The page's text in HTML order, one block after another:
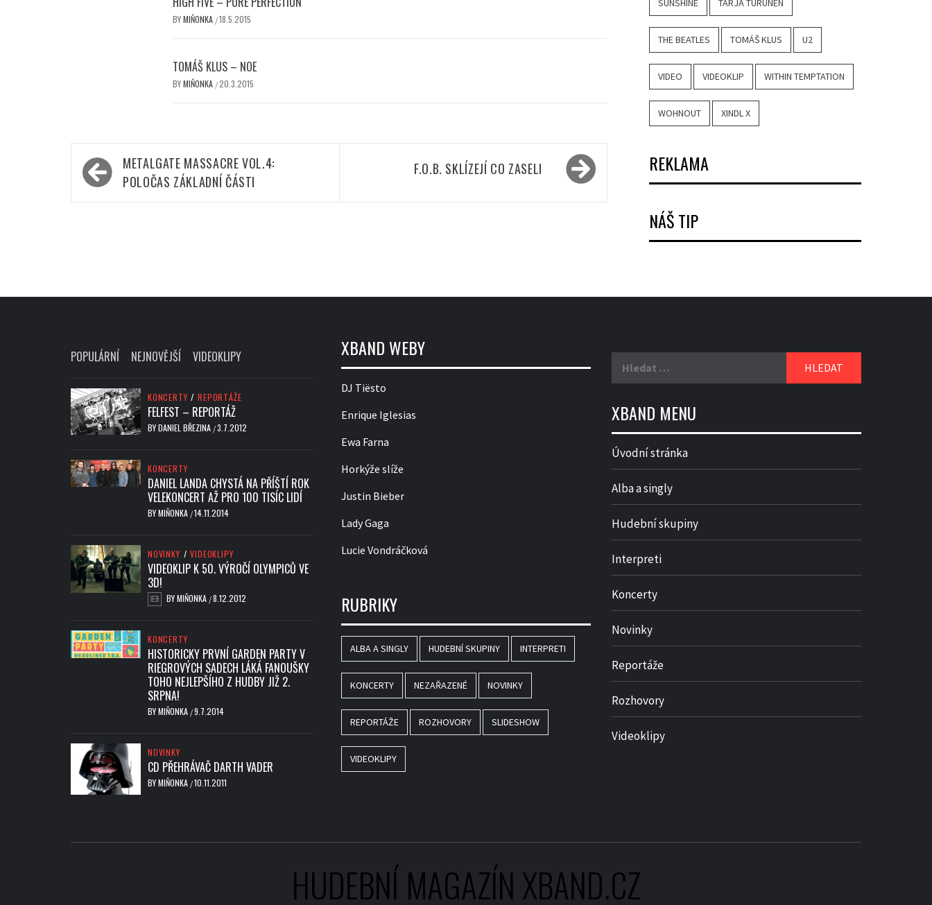
BYMIŇONKA /18.5.2015
TOMÁŠ KLUS – NOE
BYMIŇONKA /20.3.2015
Navigace
pro
METALGATE MASSACRE VOL.4:
POLOČAS ZÁKLADNÍ ČÁSTI
F.O.B. SKLÍZEJÍ CO ZASELI
SUNSHINE TARJA TURUNEN
THE BEATLES TOMÁŠ KLUS U2
VIDEO VIDEOKLIP WITHIN TEMPTATION
WOHNOUT XINDL X
REKLAMA
NÁŠ TIP
POPULÁRNÍ NEJNOVĚJŠÍ VIDEOKLIPY
KONCERTY / REPORTÁŽE
FELFEST – REPORTÁŽ
BYDANIEL BŘEZINA /3.7.2012
KONCERTY
DANIEL LANDA CHYSTÁ NA PŘÍŠTÍ ROK
VELEKONCERT AŽ PRO 100 TISÍC LIDÍ
BYMIŇONKA /14.11.2014
NOVINKY / VIDEOKLIPY
VIDEOKLIP K 50. VÝROČÍ OLYMPICŮ VE
3D!
BYMIŇONKA /8.12.2012
KONCERTY
HISTORICKY PRVNÍ GARDEN PARTY V
RIEGROVÝCH SADECH LÁKÁ FANOUŠKY
TOHO NEJLEPŠÍHO Z HUDBY JIŽ 2.
SRPNA!
BYMIŇONKA /9.7.2014
NOVINKY
CD PŘEHRÁVAČ DARTH VADER
BYMIŇONKA /10.11.2011
XBAND WEBY
DJ Tiësto
Enrique Iglesias
Ewa Farna
Horkýže slíže
Justin Bieber
Lady Gaga
Lucie Vondráčková
RUBRIKY
ALBA A SINGLY HUDEBNÍ SKUPINY INTERPRETI
KONCERTY NEZAŘAZENÉ NOVINKY
REPORTÁŽE ROZHOVORY SLIDESHOW
VIDEOKLIPY
XBAND MENU
Úvodní stránka
Alba a singly
Hudební skupiny
Interpreti
Koncerty
Novinky
Reportáže
Rozhovory
Videoklipy
HUDEBNÍ MAGAZÍN XBAND.CZ